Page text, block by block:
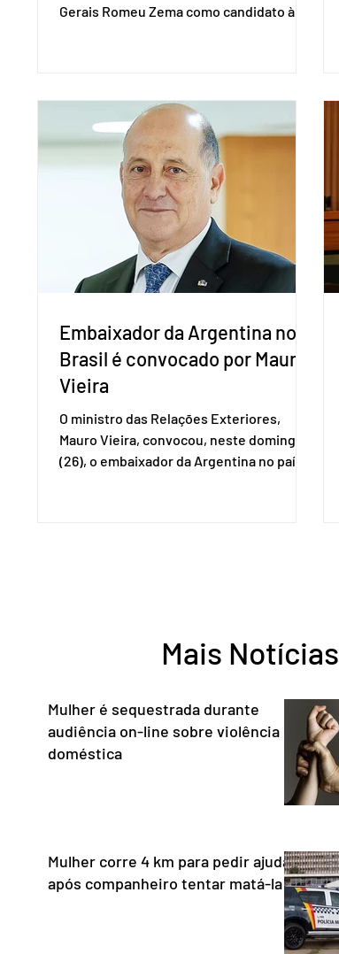
Gerais Romeu Zema como candidato à
vice-presidente. A convenção contou
com a presença do presidente nacional
do partido, Eduardo Ribeiro, e do senador
Eduardo Girão, filiado ao Novo desde
fevereiro de 2023. Formado em
administração de empresas pela Fundaç
Embaixador da Argentina no
Brasil é convocado por Mauro
Vieira
O ministro das Relações Exteriores,
Mauro Vieira, convocou, neste domingo
(26), o embaixador da Argentina no país,
Estado, às instituições democráticas,
Mais Notícias
Mulher é sequestrada durante
audiência on-line sobre violência
doméstica
Mulher corre 4 km para pedir ajuda
após companheiro tentar matá-la